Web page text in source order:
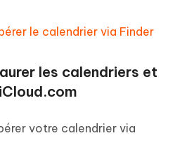
le calendrier via Finder
les calendriers et
votre calendrier via